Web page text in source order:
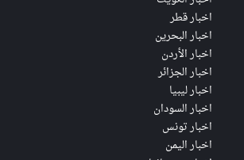
اخبار قطر
اخبار البحرين
اخبار الأردن
اخبار الجزائر
اخبار ليبيا
اخبار السودان
اخبار تونس
اخبار اليمن